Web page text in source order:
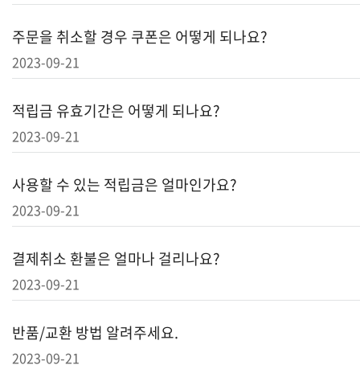
주문을 취소할 경우 쿠폰은 어떻게 되나요?
2023-09-21
적립금 유효기간은 어떻게 되나요?
2023-09-21
사용할 수 있는 적립금은 얼마인가요?
2023-09-21
결제취소 환불은 얼마나 걸리나요?
2023-09-21
반품/교환 방법 알려주세요.
2023-09-21